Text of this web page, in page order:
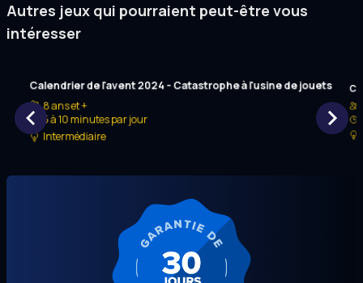
Autres jeux qui pourraient peut-être vous
intéresser
Calendrier de l'avent 2024 - Catastrophe à l'usine de jouets
8 ans et +
5 à 10 minutes par jour
Intermédiaire
Item